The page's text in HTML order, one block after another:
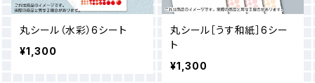
丸シール（水彩）6シート
¥1,300
丸シール［うす和紙］6シー
ト
¥1,300